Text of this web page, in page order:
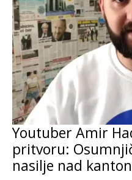
Youtuber Amir
pritvoru:
nasilje nad